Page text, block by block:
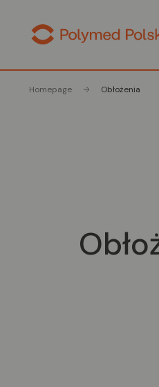
Homepage Obłożenia